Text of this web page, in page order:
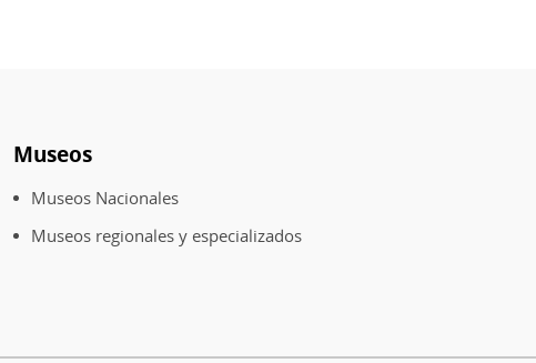
Museos
Museos Nacionales
Museos regionales y especializados